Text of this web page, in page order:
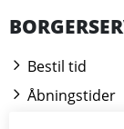
Bestil tid
Åbningstider